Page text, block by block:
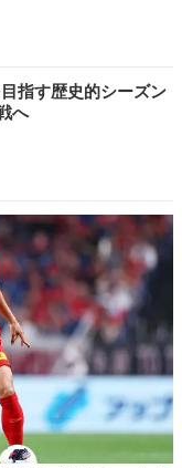
指す歴史的シーズン
へ